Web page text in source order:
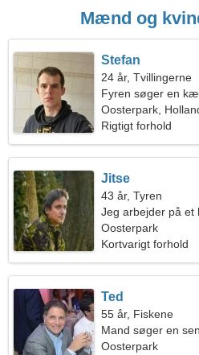
Mænd og
Stefan
24 år, Tvillingerne
Fyren søger en
Oosterpark,
Rigtigt forhold
Jitse
43 år, Tyren
Jeg arbejder på et
varm kvinde
Oosterpark
Kortvarigt forhold
Ted
55 år, Fiskene
Mand søger en
Oosterpark